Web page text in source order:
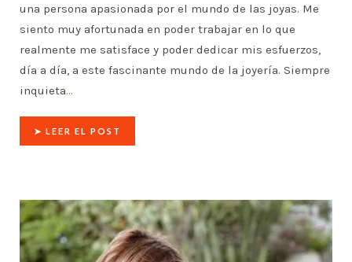
una persona apasionada por el mundo de las joyas. Me
siento muy afortunada en poder trabajar en lo que
realmente me satisface y poder dedicar mis esfuerzos,
día a día, a este fascinante mundo de la joyería. Siempre
inquieta…
➤ LEER EL POST